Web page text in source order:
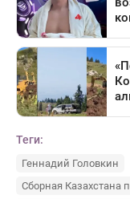
Теги:
Геннадий Головкин
Сборная Казахстана